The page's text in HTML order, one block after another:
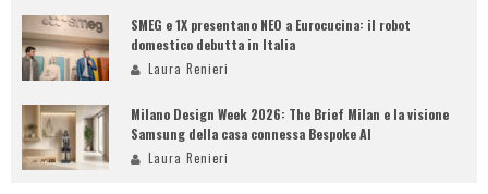
SMEG e 1X presentano NEO a Eurocucina: il robot
domestico debutta in Italia
Laura Renieri
Milano Design Week 2026: The Brief Milan e la visione
Samsung della casa connessa Bespoke AI
Laura Renieri